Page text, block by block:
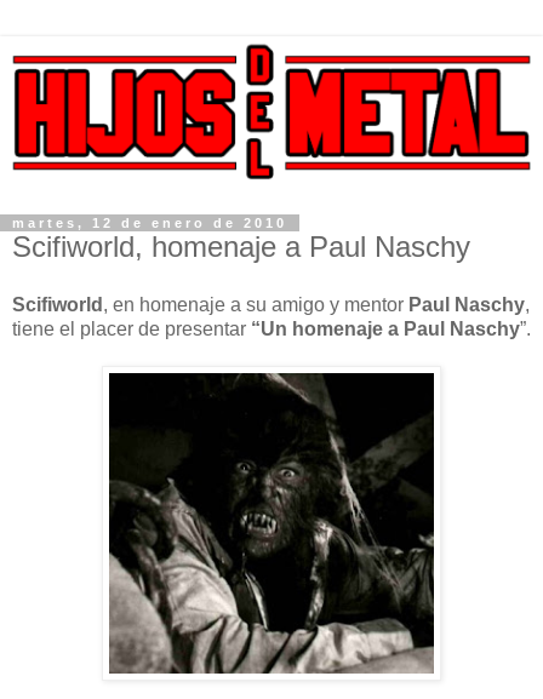
martes, 12 de enero de 2010
Scifiworld, homenaje a Paul Naschy
Scifiworld , en homenaje a su amigo y mentor Paul Naschy,
tiene el placer de presentar “Un homenaje a Paul Naschy”.